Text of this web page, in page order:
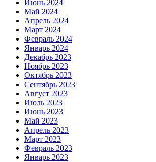
Июнь 2024
Май 2024
Апрель 2024
Март 2024
Февраль 2024
Январь 2024
Декабрь 2023
Ноябрь 2023
Октябрь 2023
Сентябрь 2023
Август 2023
Июль 2023
Июнь 2023
Май 2023
Апрель 2023
Март 2023
Февраль 2023
Январь 2023